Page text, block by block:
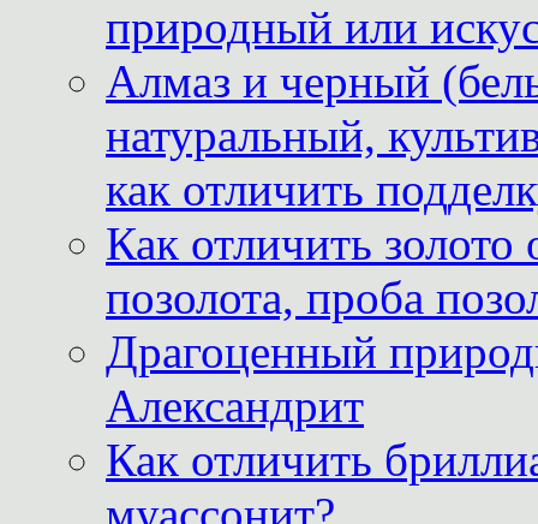
природный или
Алмаз и черный
натуральный,
как отличить
Как отличить
позолота, проба
Драгоценный
Александрит
Как отличить